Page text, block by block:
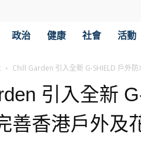
傳
媒
政治 健康 社會 活動
Chill Garden 引入全新 G-SHIELD 戶外
引入全新
善香港戶外及